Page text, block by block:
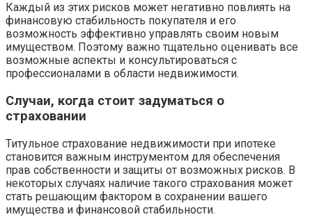
Каждый из этих рисков может негативно повлиять на
финансовую стабильность покупателя и его
возможность эффективно управлять своим новым
имуществом. Поэтому важно тщательно оценивать все
возможные аспекты и консультироваться с
профессионалами в области недвижимости.
Случаи, когда стоит задуматься о
страховании
Титульное страхование недвижимости при ипотеке
становится важным инструментом для обеспечения
прав собственности и защиты от возможных рисков. В
некоторых случаях наличие такого страхования может
стать решающим фактором в сохранении вашего
имущества и финансовой стабильности.